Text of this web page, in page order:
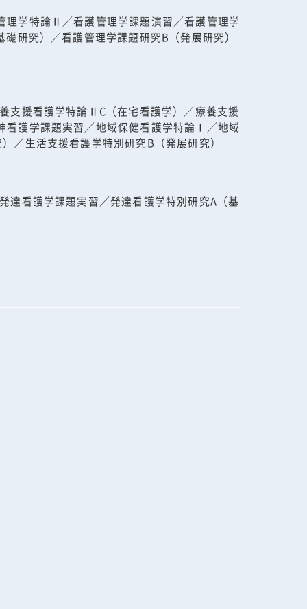
学特論Ⅱ／看護管理学課題演習／看護管理学
研究）／看護管理学課題研究B（発展研究）
援看護学特論ⅡC（在宅看護学）／療養支援
護学課題実習／地域保健看護学特論Ⅰ／地域
／生活支援看護学特別研究B（発展研究）
達看護学課題実習／発達看護学特別研究A（基